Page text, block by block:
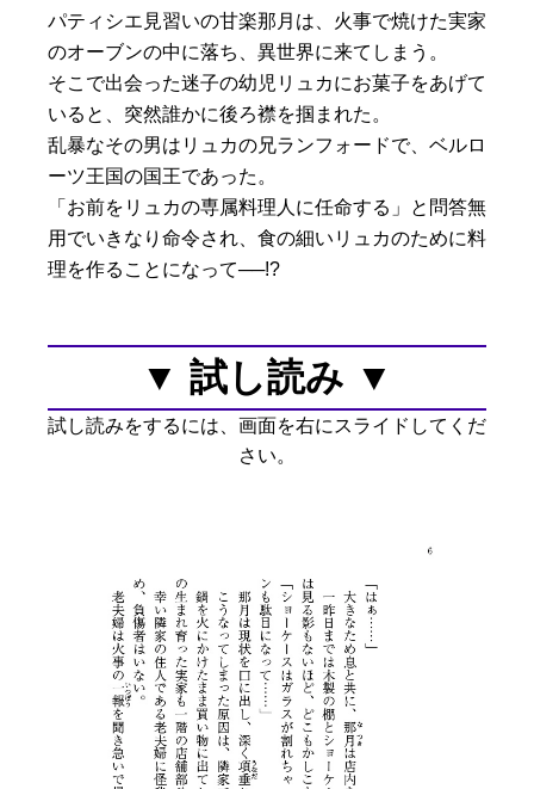
パティシエ見習いの甘楽那月は、火事で焼けた実家
のオーブンの中に落ち、異世界に来てしまう。
そこで出会った迷子の幼児リュカにお菓子をあげて
いると、突然誰かに後ろ襟を掴まれた。
乱暴なその男はリュカの兄ランフォードで、ベルロ
ーツ王国の国王であった。
「お前をリュカの専属料理人に任命する」と問答無
用でいきなり命令され、食の細いリュカのために料
理を作ることになって──!?
▼ 試し読み ▼
試し読みをするには、画面を右にスライドしてくだ
さい。